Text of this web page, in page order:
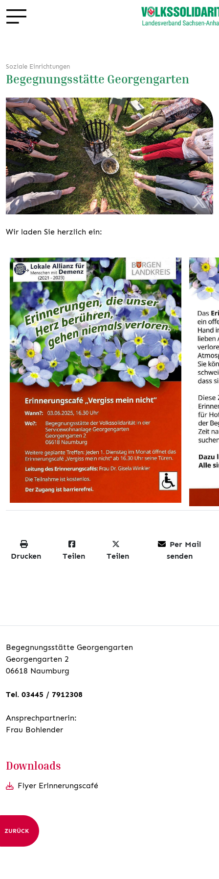
Soziale Einrichtungen
Begegnungsstätte Georgengarten
Wir laden Sie herzlich ein:
Drucken Teilen Teilen
Per Mail
senden
Begegnungsstätte Georgengarten
Georgengarten 2
06618 Naumburg
Tel. 03445 / 7912308
Ansprechpartnerin:
Frau Bohlender
Downloads
Flyer Erinnerungscafé
ZURÜCK